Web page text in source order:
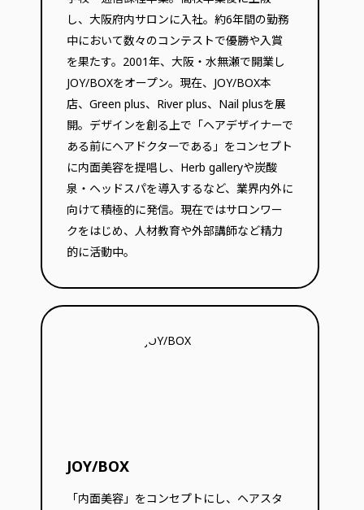
し、大阪府内サロンに入社。約6年間の勤務
中において数々のコンテストで優勝や入賞
を果たす。2001年、大阪・水無瀬で開業し
JOY/BOXをオープン。現在、JOY/BOX本
店、Green plus、River plus、Nail plusを展
開。デザインを創る上で「ヘアデザイナーで
ある前にヘアドクターである」をコンセプト
に内面美容を提唱し、Herb galleryや炭酸
泉・ヘッドスパを導入するなど、業界内外に
向けて積極的に発信。現在ではサロンワー
クをはじめ、人材教育や外部講師など精力
的に活動中。
JOY/BOX
「内面美容」をコンセプトにし、ヘアスタ